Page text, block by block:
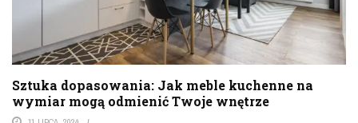
Sztuka dopasowania: Jak meble kuchenne na
wymiar mogą odmienić Twoje wnętrze